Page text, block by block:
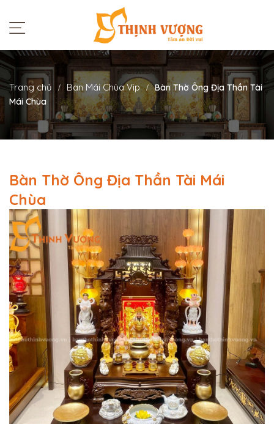
Trang chủ Ban Mái Chùa Vip
Bàn Thờ Ông Địa Thần Tài
Mái Chùa
Bàn Thờ Ông Địa Thần Tài Mái
Chùa